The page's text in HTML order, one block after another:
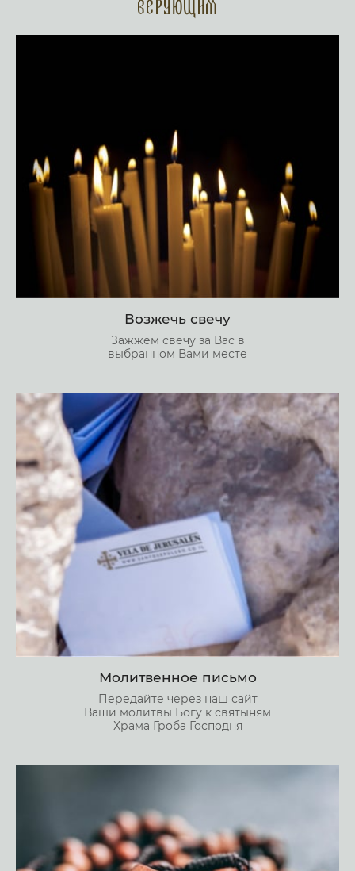
верующим
Возжечь свечу
Зажжем свечу за Вас в
выбранном Вами месте
Молитвенное письмо
Передайте через наш сайт
Ваши молитвы Богу к святыням
Храма Гроба Господня